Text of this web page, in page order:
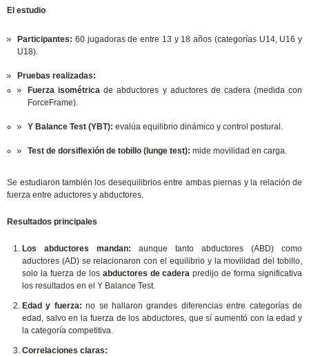
El estudio
Participantes: 60 jugadoras de entre 13 y 18 años (categorías U14, U16 y
U18).
Pruebas realizadas:
Fuerza isométrica de abductores y aductores de cadera (medida con
ForceFrame).
Y Balance Test (YBT): evalúa equilibrio dinámico y control postural.
Test de dorsiflexión de tobillo (lunge test): mide movilidad en carga.
Se estudiaron también los desequilibrios entre ambas piernas y la relación de
fuerza entre aductores y abductores.
Resultados principales
Los abductores mandan: aunque tanto abductores (ABD) como
aductores (AD) se relacionaron con el equilibrio y la movilidad del tobillo,
solo la fuerza de los abductores de cadera predijo de forma significativa
los resultados en el Y Balance Test.
Edad y fuerza: no se hallaron grandes diferencias entre categorías de
edad, salvo en la fuerza de los abductores, que sí aumentó con la edad y
la categoría competitiva.
Correlaciones claras: